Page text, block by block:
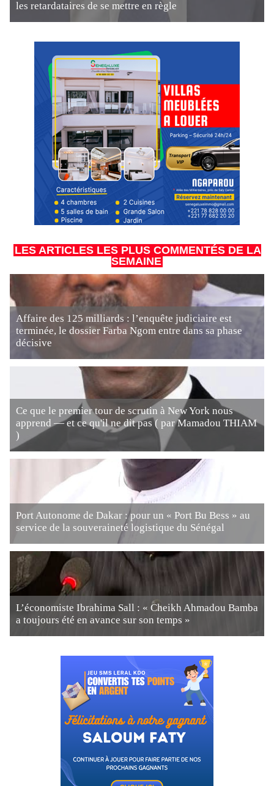
les retardataires de se mettre en règle
LES ARTICLES LES PLUS COMMENTÉS DE LA
SEMAINE
Affaire des 125 milliards : l’enquête judiciaire est
terminée, le dossier Farba Ngom entre dans sa phase
décisive
Ce que le premier tour de scrutin à New York nous
apprend — et ce qu'il ne dit pas ( par Mamadou THIAM
)
Port Autonome de Dakar : pour un « Port Bu Bess » au
service de la souveraineté logistique du Sénégal
L’économiste Ibrahima Sall : « Cheikh Ahmadou Bamba
a toujours été en avance sur son temps »